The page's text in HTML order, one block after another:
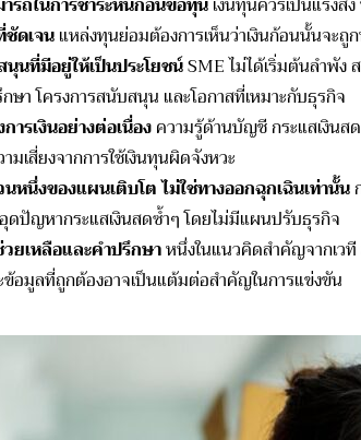
ชัดเจนแหล่งทุนย่อมต้องการเห็นว่าเงินก้อนนั้นจะถู
นุนที่มีอยู่ให้เป็นประโยชน์SME ไม่ได้เริ่มต้นลำพัง
ษา โครงการสนับสนุน และโอกาสที่เหมาะกับธุรกิจ
ารเงินอย่างต่อเนื่องความรู้ด้านบัญชี กระแสเงินส
เสี่ยงจากการใช้เงินทุนผิดจังหวะ
นหนึ่งของแผนเติบโต ไม่ใช่ทางออกฉุกเฉินเท่านั้น
ดปัญหากระแสเงินสดซ้ำๆ โดยไม่มีแผนปรับธุรกิจ
ยเหลือและคำปรึกษาหนึ่งในแนวคิดสำคัญจากเว
ข้อมูลที่ถูกต้องอาจเป็นแต้มต่อสำคัญในการแข่งขัน